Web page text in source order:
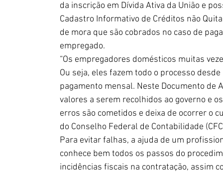
da inscrição em Dívida Ativa da União e
Cadastro Informativo de Créditos não
de mora que são cobrados no caso de
empregado.
“Os empregadores domésticos muitas
Ou seja, eles fazem todo o processo
pagamento mensal. Neste Documento de
valores a serem recolhidos ao governo e
erros são cometidos e deixa de ocorrer o
do Conselho Federal de Contabilidade
Para evitar falhas, a ajuda de um
conhece bem todos os passos do
incidências fiscais na contratação, assim